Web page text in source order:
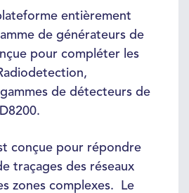
entièrement
de générateurs de
pour compléter les
de détecteurs de
conçue pour répondre
traçages des réseaux
zones complexes. Le